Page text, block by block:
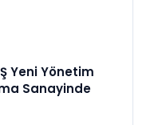
Yeni Yönetim
Sanayinde